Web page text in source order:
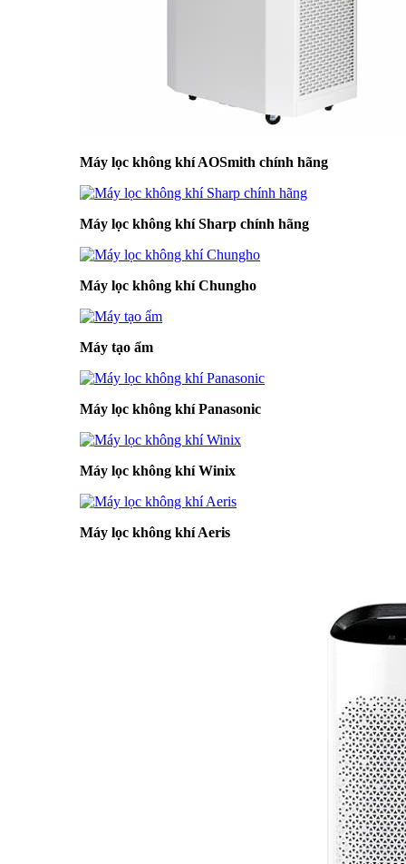
Máy lọc không khí AOSmith chính hãng
Máy lọc không khí Sharp chính hãng
Máy lọc không khí Chungho
Máy tạo ẩm
Máy lọc không khí Panasonic
Máy lọc không khí Winix
Máy lọc không khí Aeris